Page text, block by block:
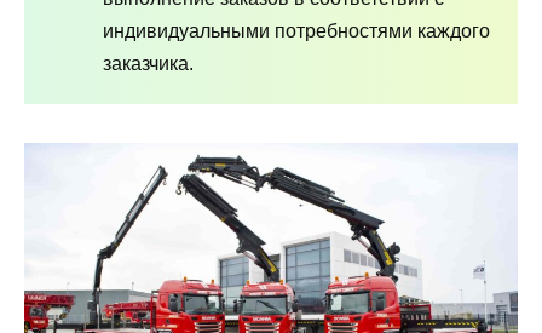
индивидуальными потребностями каждого
заказчика.